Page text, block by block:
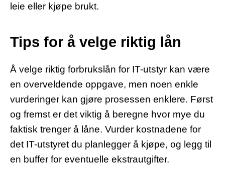
leie eller kjøpe brukt.
Tips for å velge riktig lån
Å velge riktig forbrukslån for IT-utstyr kan være
en overveldende oppgave, men noen enkle
vurderinger kan gjøre prosessen enklere. Først
og fremst er det viktig å beregne hvor mye du
faktisk trenger å låne. Vurder kostnadene for
det IT-utstyret du planlegger å kjøpe, og legg til
en buffer for eventuelle ekstrautgifter.